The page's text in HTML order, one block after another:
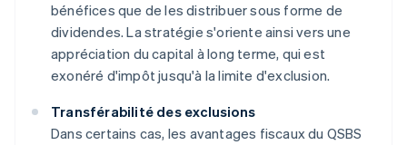
bénéfices que de les distribuer sous forme de
dividendes. La stratégie s'oriente ainsi vers une
appréciation du capital à long terme, qui est
exonéré d'impôt jusqu'à la limite d'exclusion.
Transférabilité des exclusions
Dans certains cas, les avantages fiscaux du QSBS